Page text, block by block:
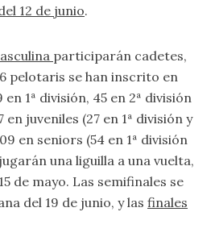
12 de junio.
participarán cadetes,
pelotaris se han inscrito en
1ª división, 45 en 2ª división
en juveniles (27 en 1ª división y
en seniors (54 en 1ª división
una liguilla a una vuelta,
de mayo. Las semifinales se
del 19 de junio, y las finales